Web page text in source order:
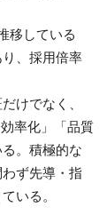
移している
、採用倍率
けでなく、
率化」「品質
。積極的な
ず先導・指
いる。